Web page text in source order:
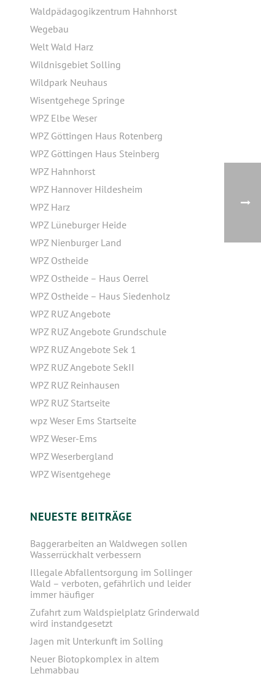
Waldpädagogikzentrum Hahnhorst
Wegebau
Welt Wald Harz
Wildnisgebiet Solling
Wildpark Neuhaus
Wisentgehege Springe
WPZ Elbe Weser
WPZ Göttingen Haus Rotenberg
WPZ Göttingen Haus Steinberg
WPZ Hahnhorst
WPZ Hannover Hildesheim
WPZ Harz
WPZ Lüneburger Heide
WPZ Nienburger Land
WPZ Ostheide
WPZ Ostheide – Haus Oerrel
WPZ Ostheide – Haus Siedenholz
WPZ RUZ Angebote
WPZ RUZ Angebote Grundschule
WPZ RUZ Angebote Sek 1
WPZ RUZ Angebote SekII
WPZ RUZ Reinhausen
WPZ RUZ Startseite
wpz Weser Ems Startseite
WPZ Weser-Ems
WPZ Weserbergland
WPZ Wisentgehege
NEUESTE BEITRÄGE
Baggerarbeiten an Waldwegen sollen
Wasserrückhalt verbessern
Illegale Abfallentsorgung im Sollinger
Wald – verboten, gefährlich und leider
immer häufiger
Zufahrt zum Waldspielplatz Grinderwald
wird instandgesetzt
Jagen mit Unterkunft im Solling
Neuer Biotopkomplex in altem
Lehmabbau